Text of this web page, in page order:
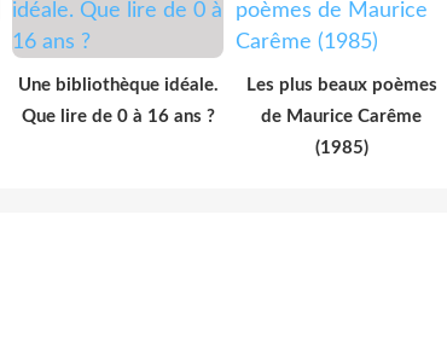
Une bibliothèque idéale.
Que lire de 0 à 16 ans ?
Les plus beaux poèmes
de Maurice Carême
(1985)